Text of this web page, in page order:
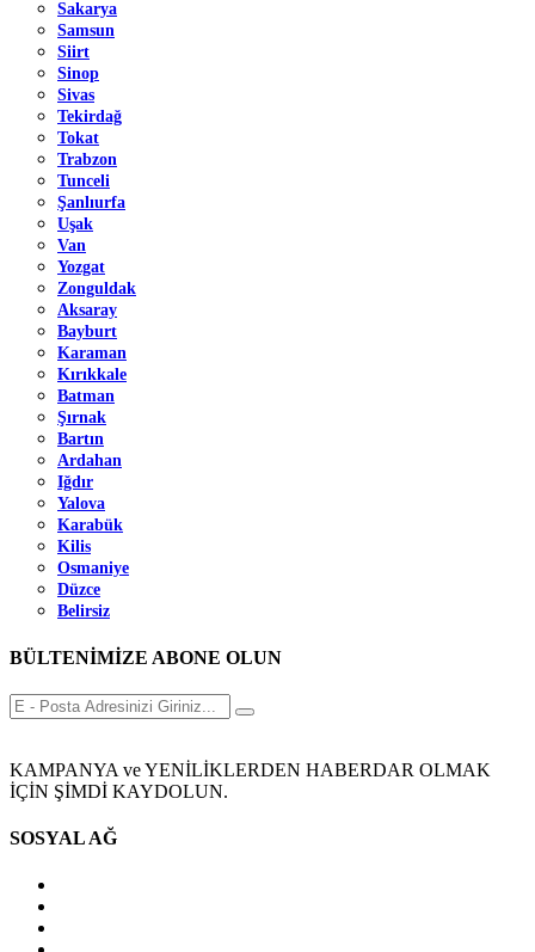
Sakarya
Samsun
Siirt
Sinop
Sivas
Tekirdağ
Tokat
Trabzon
Tunceli
Şanlıurfa
Uşak
Van
Yozgat
Zonguldak
Aksaray
Bayburt
Karaman
Kırıkkale
Batman
Şırnak
Bartın
Ardahan
Iğdır
Yalova
Karabük
Kilis
Osmaniye
Düzce
Belirsiz
BÜLTENİMİZE ABONE OLUN
KAMPANYA ve YENİLİKLERDEN HABERDAR OLMAK
İÇİN ŞİMDİ KAYDOLUN.
SOSYAL AĞ